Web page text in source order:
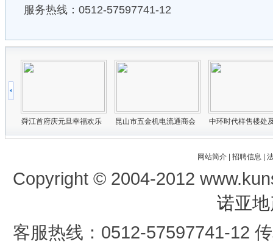
服务热线：0512-57597741-12
网站简介| 招聘信息
Copyright © 2004-2012
诺亚
客服热线：0512-57597741-12